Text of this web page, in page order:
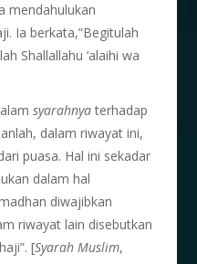
mendahulukan
Ia berkata,”Begitulah
Shallallahu ‘alaihi wa
syarahnyaterhadap
dalam riwayat ini,
puasa. Hal ini sekadar
dalam hal
diwajibkan
riwayat lain disebutkan
[Syarah Muslim,